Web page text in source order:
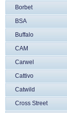
Borbet
BSA
Buffalo
CAM
Carwel
Cattivo
Catwild
Cross Street